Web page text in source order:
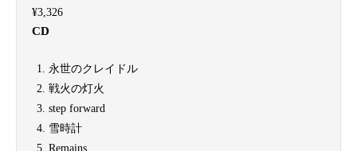
¥3,326
CD
永世のクレイドル
戦火の灯火
step forward
雪時計
Remains